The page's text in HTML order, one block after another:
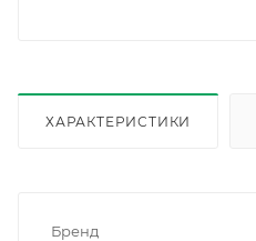
ХАРАКТЕРИСТИКИ
Бренд